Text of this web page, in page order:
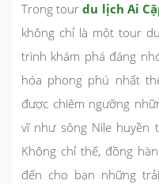
Trong tour du lịch Ai
không chỉ là một tour
trình khám phá đáng
hóa phong phú nhất
được chiêm ngưỡng
vĩ như sông Nile huyền
Không chỉ thế, đồng
đến cho bạn những